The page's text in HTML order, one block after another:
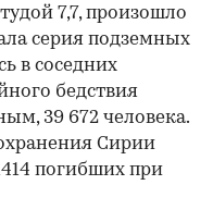
7,7, произошло
серия подземных
в соседних
бедствия
39 672 человека.
Сирии
погибших при